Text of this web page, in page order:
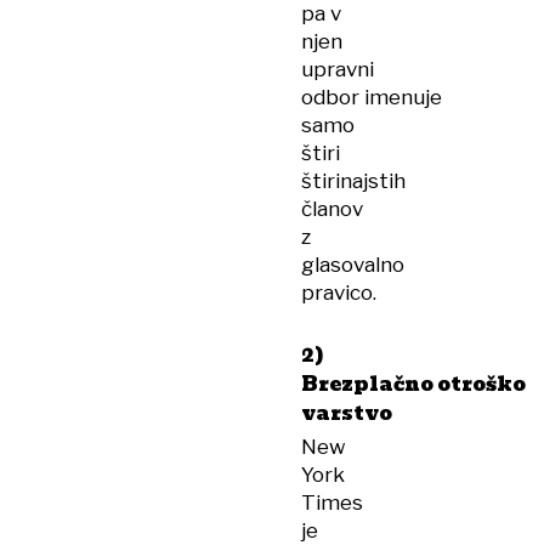
pa v
njen
upravni
odbor imenuje
samo
štiri
štirinajstih
članov
z
glasovalno
pravico.
2)
Brezplačno otroško
varstvo
New
York
Times
je